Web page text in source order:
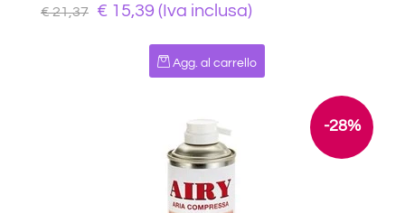
€ 21,37 € 15,39 (Iva inclusa)
Quantità
Agg. al carrello
-28%